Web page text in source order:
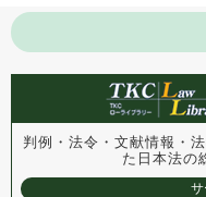
判例・法令・文献情報・
た 日本法の